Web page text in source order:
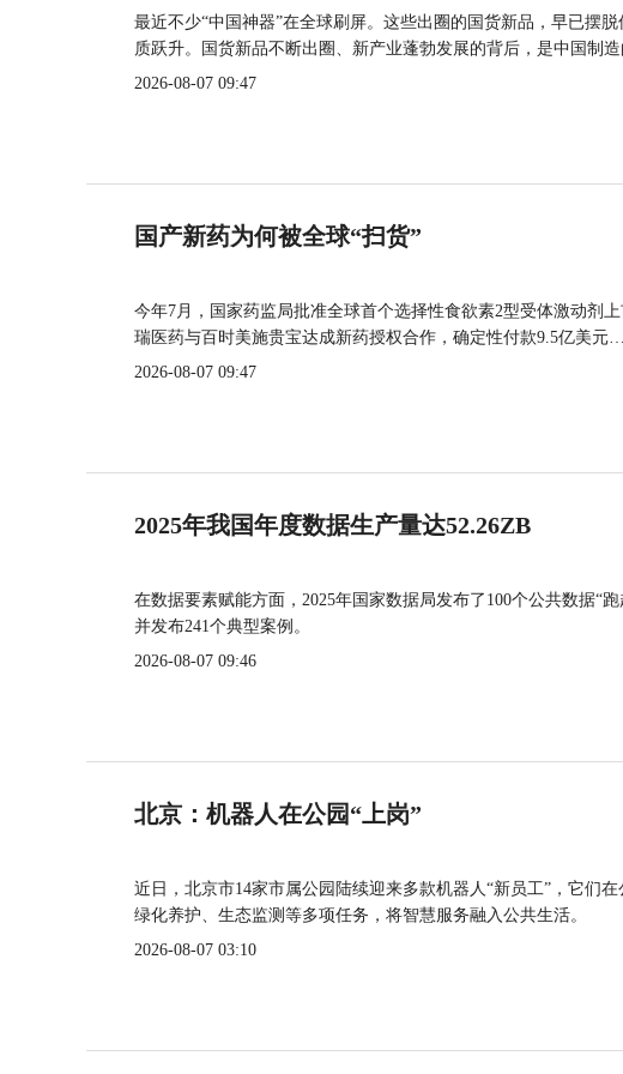
最近不少“中国神器”在全球刷屏。这些出圈的国货新品，早已摆
质跃升。国货新品不断出圈、新产业蓬勃发展的背后，是中国制造
2026-08-07 09:47
国产新药为何被全球“扫货”
今年7月，国家药监局批准全球首个选择性食欲素2型受体激动剂
瑞医药与百时美施贵宝达成新药授权合作，确定性付款9.5亿美元
2026-08-07 09:47
2025年我国年度数据生产量达52.26ZB
在数据要素赋能方面，2025年国家数据局发布了100个公共数据“
并发布241个典型案例。
2026-08-07 09:46
北京：机器人在公园“上岗”
近日，北京市14家市属公园陆续迎来多款机器人“新员工”，它们
绿化养护、生态监测等多项任务，将智慧服务融入公共生活。
2026-08-07 03:10